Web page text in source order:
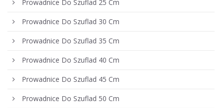
Prowadnice Do Szuflad 25 Cm
Prowadnice Do Szuflad 30 Cm
Prowadnice Do Szuflad 35 Cm
Prowadnice Do Szuflad 40 Cm
Prowadnice Do Szuflad 45 Cm
Prowadnice Do Szuflad 50 Cm